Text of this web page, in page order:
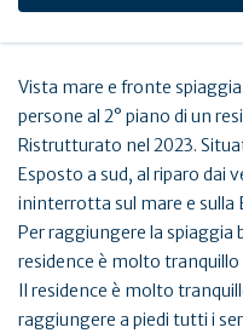
Vista mare e fronte
persone al 2° piano di un
Ristrutturato nel 2023.
Esposto a sud, al riparo dai
ininterrotta sul mare e sulla
Per raggiungere la spiaggia
residence è molto tranquillo
Il residence è molto
raggiungere a piedi tutti i